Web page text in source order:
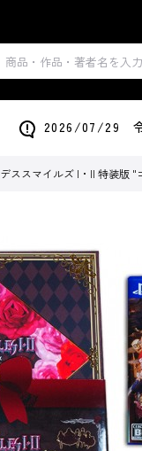
2026/07/29 令
デススマイルズ I・II 特装版 "